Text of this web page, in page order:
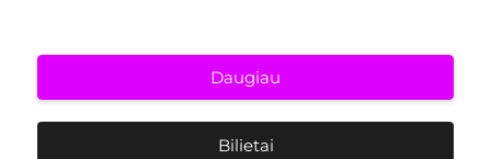
Daugiau
Bilietai